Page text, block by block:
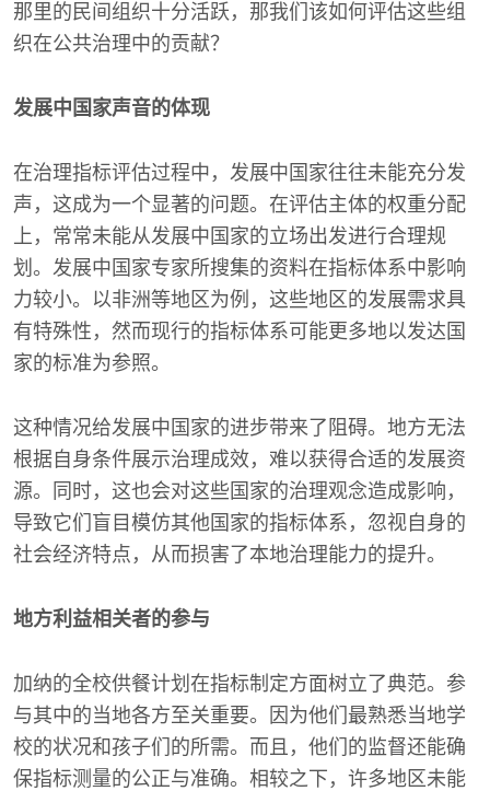
那里的民间组织十分活跃，那我们该如何评估这些组
织在公共治理中的贡献？
发展中国家声音的体现
在治理指标评估过程中，发展中国家往往未能充分发
声，这成为一个显著的问题。在评估主体的权重分配
上，常常未能从发展中国家的立场出发进行合理规
划。发展中国家专家所搜集的资料在指标体系中影响
力较小。以非洲等地区为例，这些地区的发展需求具
有特殊性，然而现行的指标体系可能更多地以发达国
家的标准为参照。
这种情况给发展中国家的进步带来了阻碍。地方无法
根据自身条件展示治理成效，难以获得合适的发展资
源。同时，这也会对这些国家的治理观念造成影响，
导致它们盲目模仿其他国家的指标体系，忽视自身的
社会经济特点，从而损害了本地治理能力的提升。
地方利益相关者的参与
加纳的全校供餐计划在指标制定方面树立了典范。参
与其中的当地各方至关重要。因为他们最熟悉当地学
校的状况和孩子们的所需。而且，他们的监督还能确
保指标测量的公正与准确。相较之下，许多地区未能